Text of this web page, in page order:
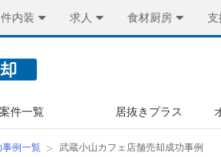
内装 求人 食材厨房 支
案件一覧 居抜きプラス
事例一覧 武蔵小山カフェ店舗売却成功事例